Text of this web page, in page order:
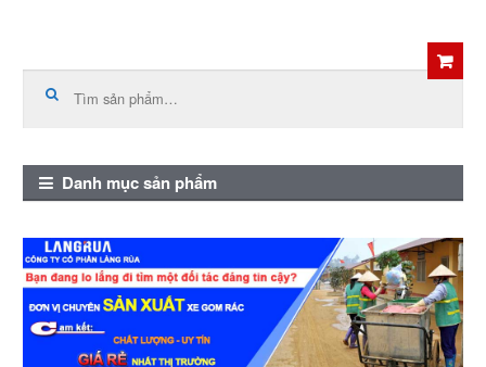
navigation
content
kiếm:
Danh mục sản phẩm